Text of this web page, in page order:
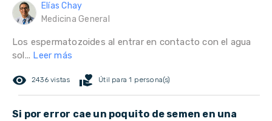
Elías Chay
Medicina General
Los espermatozoides al entrar en contacto con el agua
sol... Leer más
remove_red_eye 2436 vistas volunteer_activism Útil para 1 persona(s)
Si por error cae un poquito de semen en una